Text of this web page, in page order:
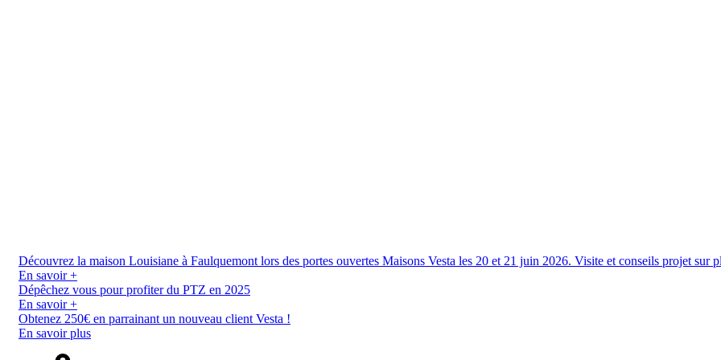
Découvrez la maison Louisiane à Faulquemont lors des portes ouvertes Maisons Vesta les 20 et 21 juin 2026. Visite et conseils projet sur
En savoir +
Dépêchez vous pour profiter du PTZ en 2025
En savoir +
Obtenez 250€ en parrainant un nouveau client Vesta !
En savoir plus